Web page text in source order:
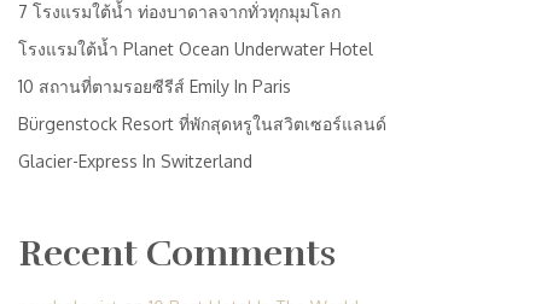
7 โรงแรมใต้น้ำ ท่องบาดาลจากทั่วทุกมุมโลก
โรงแรมใต้น้ำ Planet Ocean Underwater Hotel
10 สถานที่ตามรอยซีรีส์ Emily In Paris
Bürgenstock Resort ที่พักสุดหรูในสวิตเซอร์แลนด์
Glacier-Express In Switzerland
Recent Comments